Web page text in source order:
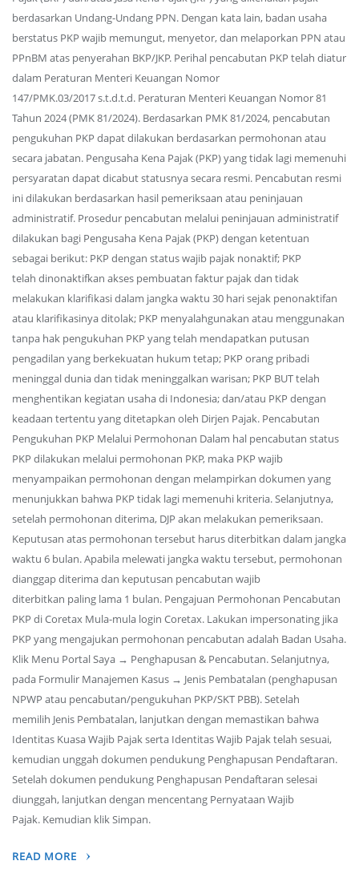
berdasarkan Undang-Undang PPN. Dengan kata lain, badan usaha
berstatus PKP wajib memungut, menyetor, dan melaporkan PPN atau
PPnBM atas penyerahan BKP/JKP. Perihal pencabutan PKP telah diatur
dalam Peraturan Menteri Keuangan Nomor
147/PMK.03/2017 s.t.d.t.d. Peraturan Menteri Keuangan Nomor 81
Tahun 2024 (PMK 81/2024). Berdasarkan PMK 81/2024, pencabutan
pengukuhan PKP dapat dilakukan berdasarkan permohonan atau
secara jabatan. Pengusaha Kena Pajak (PKP) yang tidak lagi memenuhi
persyaratan dapat dicabut statusnya secara resmi. Pencabutan resmi
ini dilakukan berdasarkan hasil pemeriksaan atau peninjauan
administratif. Prosedur pencabutan melalui peninjauan administratif
dilakukan bagi Pengusaha Kena Pajak (PKP) dengan ketentuan
sebagai berikut: PKP dengan status wajib pajak nonaktif; PKP
telah dinonaktifkan akses pembuatan faktur pajak dan tidak
melakukan klarifikasi dalam jangka waktu 30 hari sejak penonaktifan
atau klarifikasinya ditolak; PKP menyalahgunakan atau menggunakan
tanpa hak pengukuhan PKP yang telah mendapatkan putusan
pengadilan yang berkekuatan hukum tetap; PKP orang pribadi
meninggal dunia dan tidak meninggalkan warisan; PKP BUT telah
menghentikan kegiatan usaha di Indonesia; dan/atau PKP dengan
keadaan tertentu yang ditetapkan oleh Dirjen Pajak. Pencabutan
Pengukuhan PKP Melalui Permohonan Dalam hal pencabutan status
PKP dilakukan melalui permohonan PKP, maka PKP wajib
menyampaikan permohonan dengan melampirkan dokumen yang
menunjukkan bahwa PKP tidak lagi memenuhi kriteria. Selanjutnya,
setelah permohonan diterima, DJP akan melakukan pemeriksaan.
Keputusan atas permohonan tersebut harus diterbitkan dalam jangka
waktu 6 bulan. Apabila melewati jangka waktu tersebut, permohonan
dianggap diterima dan keputusan pencabutan wajib
diterbitkan paling lama 1 bulan. Pengajuan Permohonan Pencabutan
PKP di Coretax Mula-mula login Coretax. Lakukan impersonating jika
PKP yang mengajukan permohonan pencabutan adalah Badan Usaha.
Klik Menu Portal Saya → Penghapusan & Pencabutan. Selanjutnya,
pada Formulir Manajemen Kasus → Jenis Pembatalan (penghapusan
NPWP atau pencabutan/pengukuhan PKP/SKT PBB). Setelah
memilih Jenis Pembatalan, lanjutkan dengan memastikan bahwa
Identitas Kuasa Wajib Pajak serta Identitas Wajib Pajak telah sesuai,
kemudian unggah dokumen pendukung Penghapusan Pendaftaran.
Setelah dokumen pendukung Penghapusan Pendaftaran selesai
diunggah, lanjutkan dengan mencentang Pernyataan Wajib
Pajak. Kemudian klik Simpan.
READ MORE